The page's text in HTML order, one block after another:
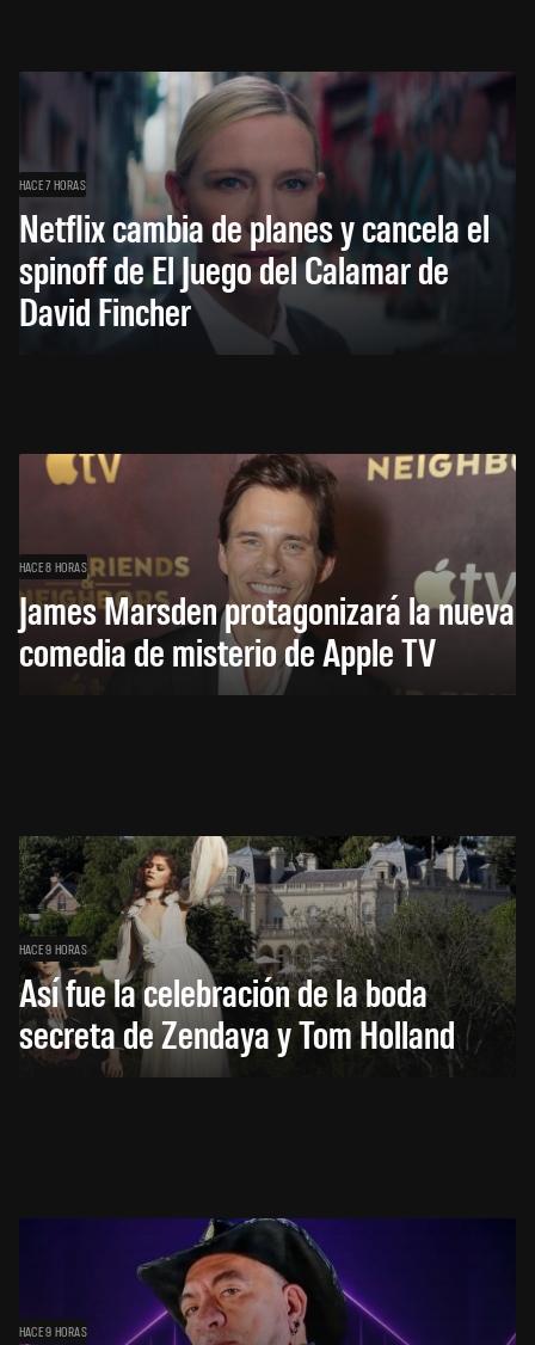
HACE 7 HORAS
Netflix cambia de planes y cancela el
spinoff de El Juego del Calamar de
David Fincher
HACE 8 HORAS
James Marsden protagonizará la nueva
comedia de misterio de Apple TV
HACE 9 HORAS
Así fue la celebración de la boda
secreta de Zendaya y Tom Holland
HACE 9 HORAS